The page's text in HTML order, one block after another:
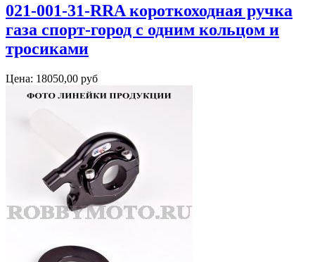
021-001-31-RRA короткоходная ручка
газа спорт-город с одним кольцом и
тросиками
Цена: 18050,00 руб